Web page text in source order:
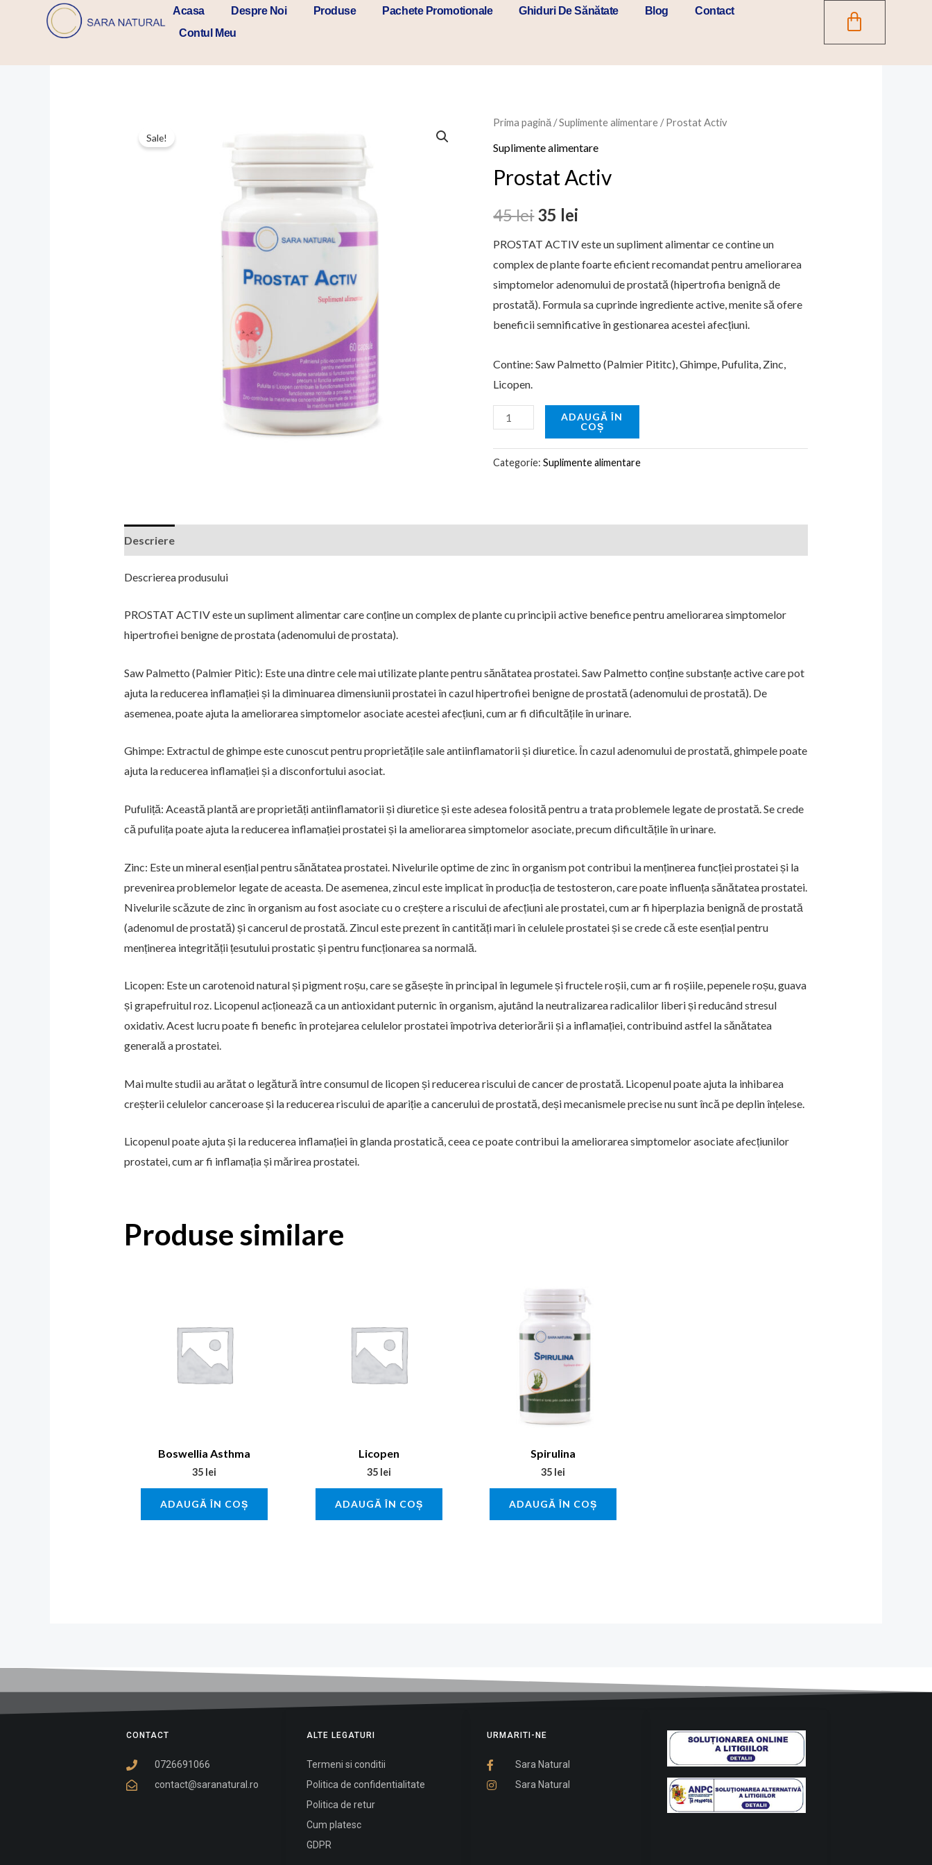
Acasa Despre Noi Produse Pachete Promotionale Ghiduri De Sănătate Blog
Contact
Contul Meu
Sale!
Prima pagină /Suplimente alimentare / Prostat Activ
Suplimente alimentare
Prostat Activ
45lei
Prețul
inițial
a
fost:
45 lei.
35 lei
Prețul
curent
este:
PROSTAT ACTIV este un supliment alimentar ce contine un
complex de plante foarte eficient recomandat pentru ameliorarea
simptomelor adenomului de prostată (hipertrofia benignă de
prostată). Formula sa cuprinde ingrediente active, menite să ofere
beneficii semnificative în gestionarea acestei afecțiuni.
Contine: Saw Palmetto (Palmier Pititc), Ghimpe, Pufulita, Zinc,
Licopen.
Cantitate
Prostat
ADAUGĂ ÎN
COȘ
Categorie:Suplimente alimentare
Descriere
Descrierea produsului
PROSTAT ACTIV este un supliment alimentar care conține un complex de plante cu principii active benefice pentru ameliorarea simptomelor
hipertrofiei benigne de prostata (adenomului de prostata).
Saw Palmetto (Palmier Pitic): Este una dintre cele mai utilizate plante pentru sănătatea prostatei. Saw Palmetto conține substanțe active care pot
ajuta la reducerea inflamației și la diminuarea dimensiunii prostatei în cazul hipertrofiei benigne de prostată (adenomului de prostată). De
asemenea, poate ajuta la ameliorarea simptomelor asociate acestei afecțiuni, cum ar fi dificultățile în urinare.
Ghimpe: Extractul de ghimpe este cunoscut pentru proprietățile sale antiinflamatorii și diuretice. În cazul adenomului de prostată, ghimpele poate
ajuta la reducerea inflamației și a disconfortului asociat.
Pufuliță: Această plantă are proprietăți antiinflamatorii și diuretice și este adesea folosită pentru a trata problemele legate de prostată. Se crede
că pufulița poate ajuta la reducerea inflamației prostatei și la ameliorarea simptomelor asociate, precum dificultățile în urinare.
Zinc: Este un mineral esențial pentru sănătatea prostatei. Nivelurile optime de zinc în organism pot contribui la menținerea funcției prostatei și la
prevenirea problemelor legate de aceasta. De asemenea, zincul este implicat în producția de testosteron, care poate influența sănătatea prostatei.
Nivelurile scăzute de zinc în organism au fost asociate cu o creștere a riscului de afecțiuni ale prostatei, cum ar fi hiperplazia benignă de prostată
(adenomul de prostată) și cancerul de prostată. Zincul este prezent în cantități mari în celulele prostatei și se crede că este esențial pentru
menținerea integrității țesutului prostatic și pentru funcționarea sa normală.
Licopen: Este un carotenoid natural și pigment roșu, care se găsește în principal în legumele și fructele roșii, cum ar fi roșiile, pepenele roșu, guava
și grapefruitul roz. Licopenul acționează ca un antioxidant puternic în organism, ajutând la neutralizarea radicalilor liberi și reducând stresul
oxidativ. Acest lucru poate fi benefic în protejarea celulelor prostatei împotriva deteriorării și a inflamației, contribuind astfel la sănătatea
generală a prostatei.
Mai multe studii au arătat o legătură între consumul de licopen și reducerea riscului de cancer de prostată. Licopenul poate ajuta la inhibarea
creșterii celulelor canceroase și la reducerea riscului de apariție a cancerului de prostată, deși mecanismele precise nu sunt încă pe deplin înțelese.
Licopenul poate ajuta și la reducerea inflamației în glanda prostatică, ceea ce poate contribui la ameliorarea simptomelor asociate afecțiunilor
prostatei, cum ar fi inflamația și mărirea prostatei.
Produse similare
Boswellia Asthma
35 lei
ADAUGĂ ÎN COȘ
Licopen
35 lei
ADAUGĂ ÎN COȘ
Spirulina
35 lei
ADAUGĂ ÎN COȘ
CONTACT
0726691066
contact@saranatural.ro
ALTE LEGATURI
Termeni si conditii
Politica de confidentialitate
Politica de retur
Cum platesc
GDPR
URMARITI-NE
Sara Natural
Sara Natural